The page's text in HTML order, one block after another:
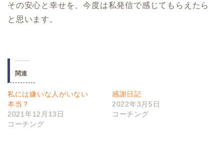
その安心と幸せを、今度は私発信で感じてもらえたら
と思います。
関連
私には嫌いな人がいない
本当？
2021年12月13日
コーチング
感謝日記
2022年3月5日
コーチング